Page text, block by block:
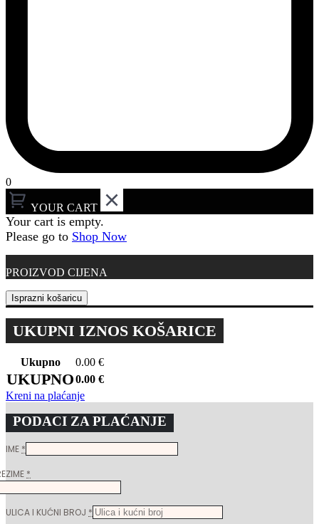
0
YOUR CART
Your cart is empty.
Please go to Shop Now
PROIZVOD CIJENA
Isprazni košaricu
UKUPNI IZNOS KOŠARICE
Ukupno 0.00 €
UKUPNO0.00 €
Kreni na plaćanje
PODACI ZA PLAĆANJE
IME *
*
ULICA I KUĆNI BROJ *